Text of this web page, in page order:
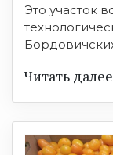
Это участок
Читать далее